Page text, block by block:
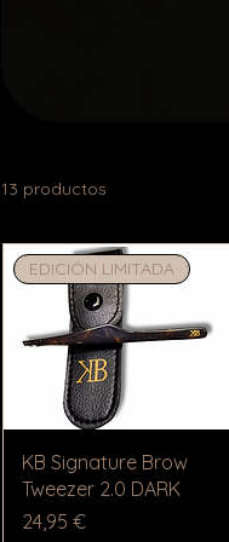
13 productos
EDICIÓN LIMITADA
KB Signature Brow
Tweezer 2.0 DARK
Precio
24,95 €